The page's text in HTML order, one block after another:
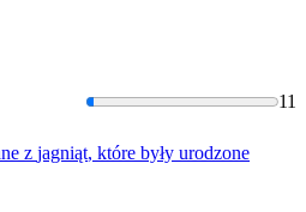
11
z jagniąt, które były urodzone